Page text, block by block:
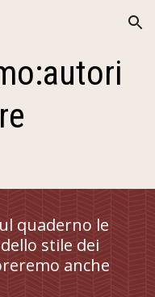
Skip to navigation
quaderno le
stile dei
anche